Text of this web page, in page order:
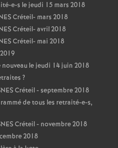
e-s le jeudi 15 mars 2018
Créteil- mars 2018
Créteil- avril 2018
Créteil- mai 2018
le jeudi 14 juin 2018
?
Créteil - septembre 2018
de tous les retraité-e-s,
Créteil - novembre 2018
2018